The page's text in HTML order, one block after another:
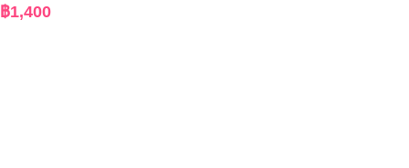
฿1,400